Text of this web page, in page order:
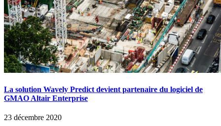
La solution Wavely Predict devient partenaire du logiciel de
GMAO Altair Enterprise
23 décembre 2020